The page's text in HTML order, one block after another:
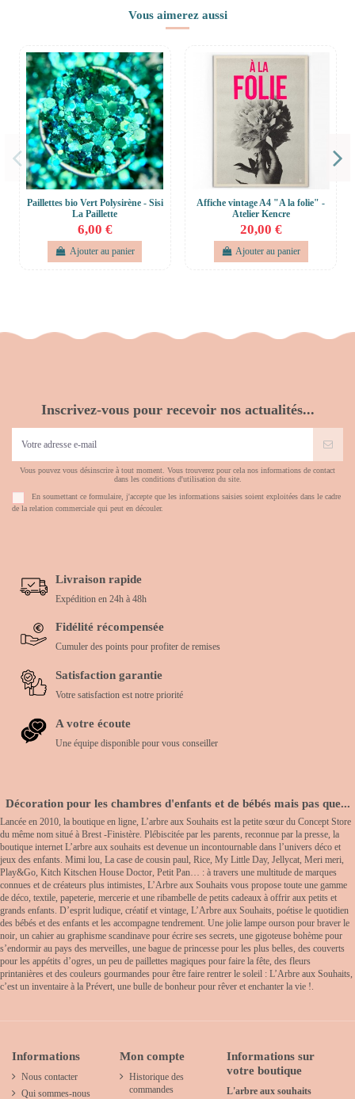
Vous aimerez aussi
Paillettes bio Vert Polysirène - Sisi
La Paillette
6,00 €
Ajouter au panier
Affiche vintage A4 "A la folie" -
Atelier Kencre
20,00 €
Ajouter au panier
Inscrivez-vous pour recevoir nos actualités...
Vous pouvez vous désinscrire à tout moment. Vous trouverez pour cela nos informations de contact
dans les conditions d'utilisation du site.
En soumettant ce formulaire, j'accepte que les informations saisies soient exploitées dans le cadre
de la relation commerciale qui peut en découler.
Livraison rapide
Expédition en 24h à 48h
Fidélité récompensée
Cumuler des points pour profiter de remises
Satisfaction garantie
Votre satisfaction est notre priorité
A votre écoute
Une équipe disponible pour vous conseiller
Décoration pour les chambres d'enfants et de bébés mais pas que...
Lancée en 2010, la boutique en ligne, L’arbre aux Souhaits est la petite sœur du Concept Store
du même nom situé à Brest -Finistère. Plébiscitée par les parents, reconnue par la presse, la
boutique internet L’arbre aux souhaits est devenue un incontournable dans l’univers déco et
jeux des enfants. Mimi lou, La case de cousin paul, Rice, My Little Day, Jellycat, Meri meri,
Play&Go, Kitch Kitschen House Doctor, Petit Pan… : à travers une multitude de marques
connues et de créateurs plus intimistes, L’Arbre aux Souhaits vous propose toute une gamme
de déco, textile, papeterie, mercerie et une ribambelle de petits cadeaux à offrir aux petits et
grands enfants. D’esprit ludique, créatif et vintage, L’Arbre aux Souhaits, poétise le quotidien
des bébés et des enfants et les accompagne tendrement. Une jolie lampe ourson pour braver le
noir, un cahier au graphisme scandinave pour écrire ses secrets, une gigoteuse bohème pour
s’endormir au pays des merveilles, une bague de princesse pour les plus belles, des couverts
pour les appétits d’ogres, un peu de paillettes magiques pour faire la fête, des fleurs
printanières et des couleurs gourmandes pour être faire rentrer le soleil : L’Arbre aux Souhaits,
c’est un inventaire à la Prévert, une bulle de bonheur pour rêver et enchanter la vie !.
Informations
Nous contacter
Qui sommes-nous
Mon compte
Historique des
commandes
Informations sur
votre boutique
L'arbre aux souhaits